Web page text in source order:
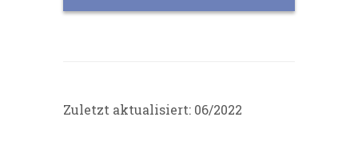
Zuletzt aktualisiert: 06/2022